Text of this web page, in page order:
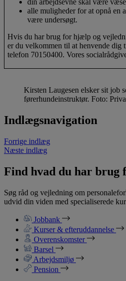
din arbejdsevne skal være
alle muligheder for at opnå en
være undersøgt.
Hvis du har brug for hjælp og
er du velkommen til at henvende dig
telefon 70150400. Vores
Kirsten Laugesen elsker sit job
førerhundeinstruktør. Foto:
Indlægsnavigation
Forrige indlæg
Næste indlæg
Find hvad du har brug
Søg råd og vejledning om
udvid din viden med specialiserede
Jobbank
Kurser & efteruddannelse
Overenskomster
Barsel
Arbejdsmiljø
Pension